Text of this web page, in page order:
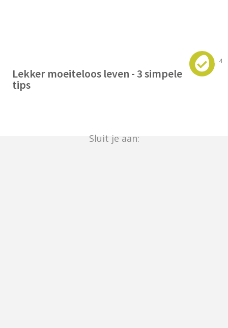
4
Lekker moeiteloos leven - 3 simpele
tips
Sluit je aan: